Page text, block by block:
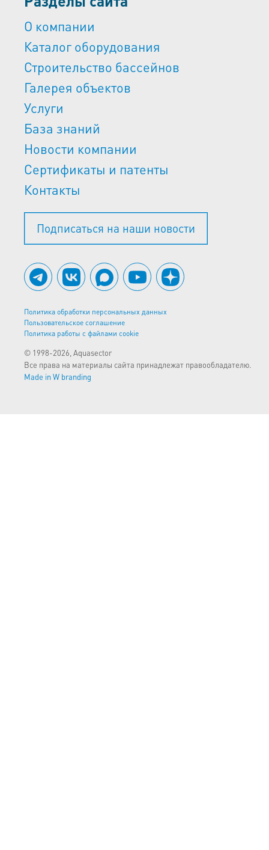
О компании
Каталог оборудования
Строительство бассейнов
Галерея объектов
Услуги
База знаний
Новости компании
Сертификаты и патенты
Контакты
Подписаться на наши новости
Политика обработки персональных данных
Пользовательское соглашение
Политика работы с файлами cookie
© 1998-2026, Aquasector
Все права на материалы сайта принадлежат правообладателю.
Made in W branding